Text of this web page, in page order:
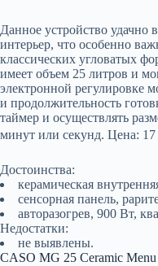
Данное устройство удачно
интерьер, что особенно
классических угловатых
имеет объем 25 литров и
электронной регулировке
и продолжительность
таймер и осуществлять
минут или секунд. Цена: 17
Достоинства:
керамическая
сенсорная панель,
авторазогрев, 900 Вт,
Недостатки:
не выявлены.
CASO MG 25 Ceramic Menu